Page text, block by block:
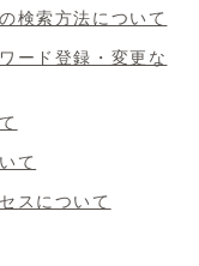
検索方法について
ード登録・変更な
て
スについて